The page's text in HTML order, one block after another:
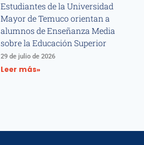
Estudiantes de la Universidad
Mayor de Temuco orientan a
alumnos de Enseñanza Media
sobre la Educación Superior
29 de julio de 2026
Leer más»